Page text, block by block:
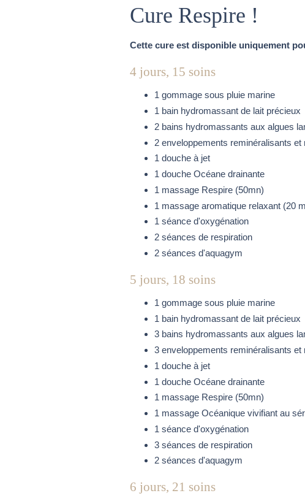
Cure Respire !
Cette cure est disponible uniquement
4 jours, 15 soins
1 gommage sous pluie marine
1 bain hydromassant de lait précieux
2 bains hydromassants aux algues
2 enveloppements reminéralisants et
1 douche à jet
1 douche Océane drainante
1 massage Respire (50mn)
1 massage aromatique relaxant (20
1 séance d'oxygénation
2 séances de respiration
2 séances d'aquagym
5 jours, 18 soins
1 gommage sous pluie marine
1 bain hydromassant de lait précieux
3 bains hydromassants aux algues
3 enveloppements reminéralisants et
1 douche à jet
1 douche Océane drainante
1 massage Respire (50mn)
1 massage Océanique vivifiant au
1 séance d'oxygénation
3 séances de respiration
2 séances d'aquagym
6 jours, 21 soins